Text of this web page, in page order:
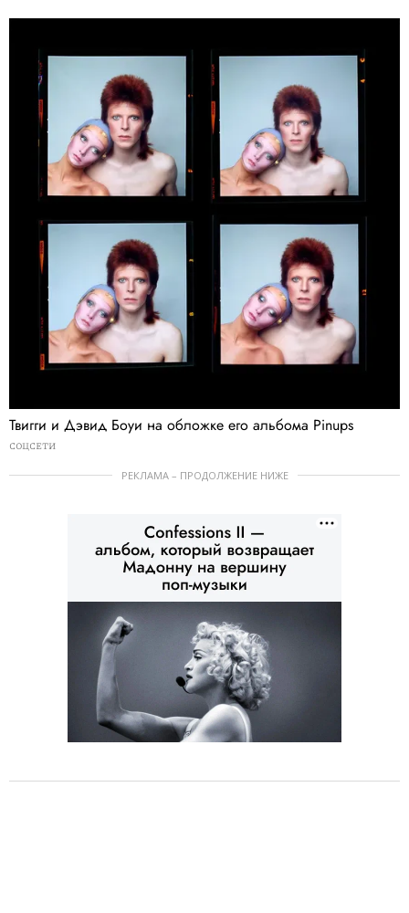
Твигги и Дэвид Боуи на обложке его альбома Pinups
СОЦСЕТИ
РЕКЛАМА – ПРОДОЛЖЕНИЕ НИЖЕ